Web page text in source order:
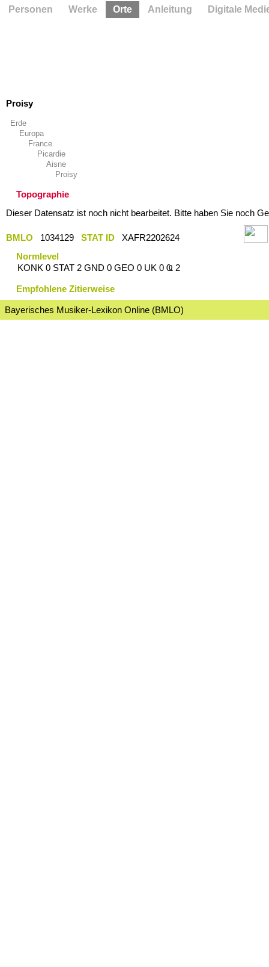
Proisy
Erde
Europa
France
Picardie
Aisne
Proisy
Topographie
Dieser Datensatz ist noch nicht bearbeitet. Bitte haben Sie noch
BMLO 1034129 STAT ID
XAFR2202624
Normlevel
KONK 0 STAT 2 GND 0 GEO 0 UK 0 Ҩ 2
Empfohlene Zitierweise
Bayerisches Musiker-Lexikon Online (BMLO)
Personen Werke Orte Anleitung Digitale